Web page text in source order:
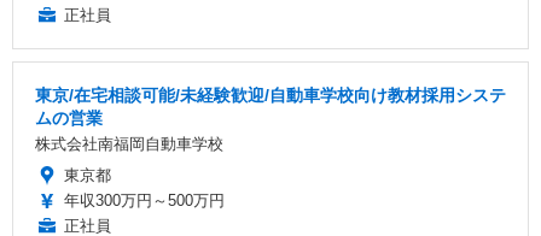
正社員
東京/在宅相談可能/未経験歓迎/自動車学校向け教材採用システ
ムの営業
株式会社南福岡自動車学校
東京都
年収300万円～500万円
正社員